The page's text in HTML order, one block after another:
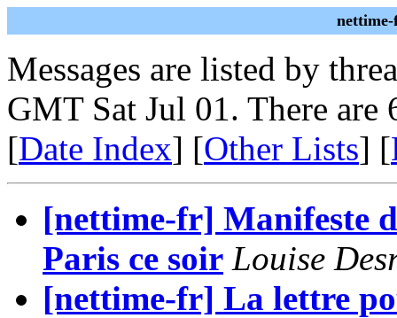
Messages are listed by
GMT Sat Jul 01. There are
[Date Index] [Other Lists] [
[nettime-fr] Manifeste
Paris ce soir Louise
[nettime-fr] La lettre